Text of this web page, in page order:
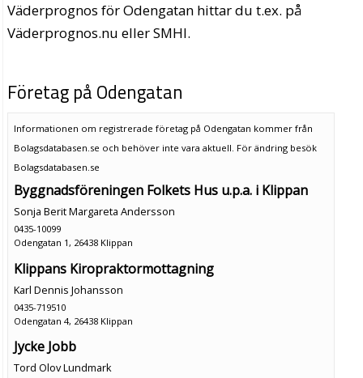
Väderprognos för Odengatan hittar du t.ex. på
Väderprognos.nu eller SMHI.
Företag på Odengatan
Informationen om registrerade företag på Odengatan kommer från
Bolagsdatabasen.se och behöver inte vara aktuell. För ändring besök
Bolagsdatabasen.se
Byggnadsföreningen Folkets Hus u.p.a. i Klippan
Sonja Berit Margareta Andersson
0435-10099
Odengatan 1, 26438 Klippan
Klippans Kiropraktormottagning
Karl Dennis Johansson
0435-719510
Odengatan 4, 26438 Klippan
Jycke Jobb
Tord Olov Lundmark